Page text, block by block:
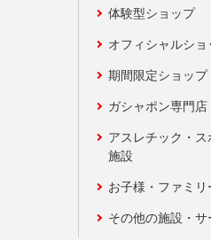
体験型ショップ
オフィシャルショ
期間限定ショップ
ガシャポン専門店
アスレチック・
施設
お子様・ファミリ
その他の施設・サ